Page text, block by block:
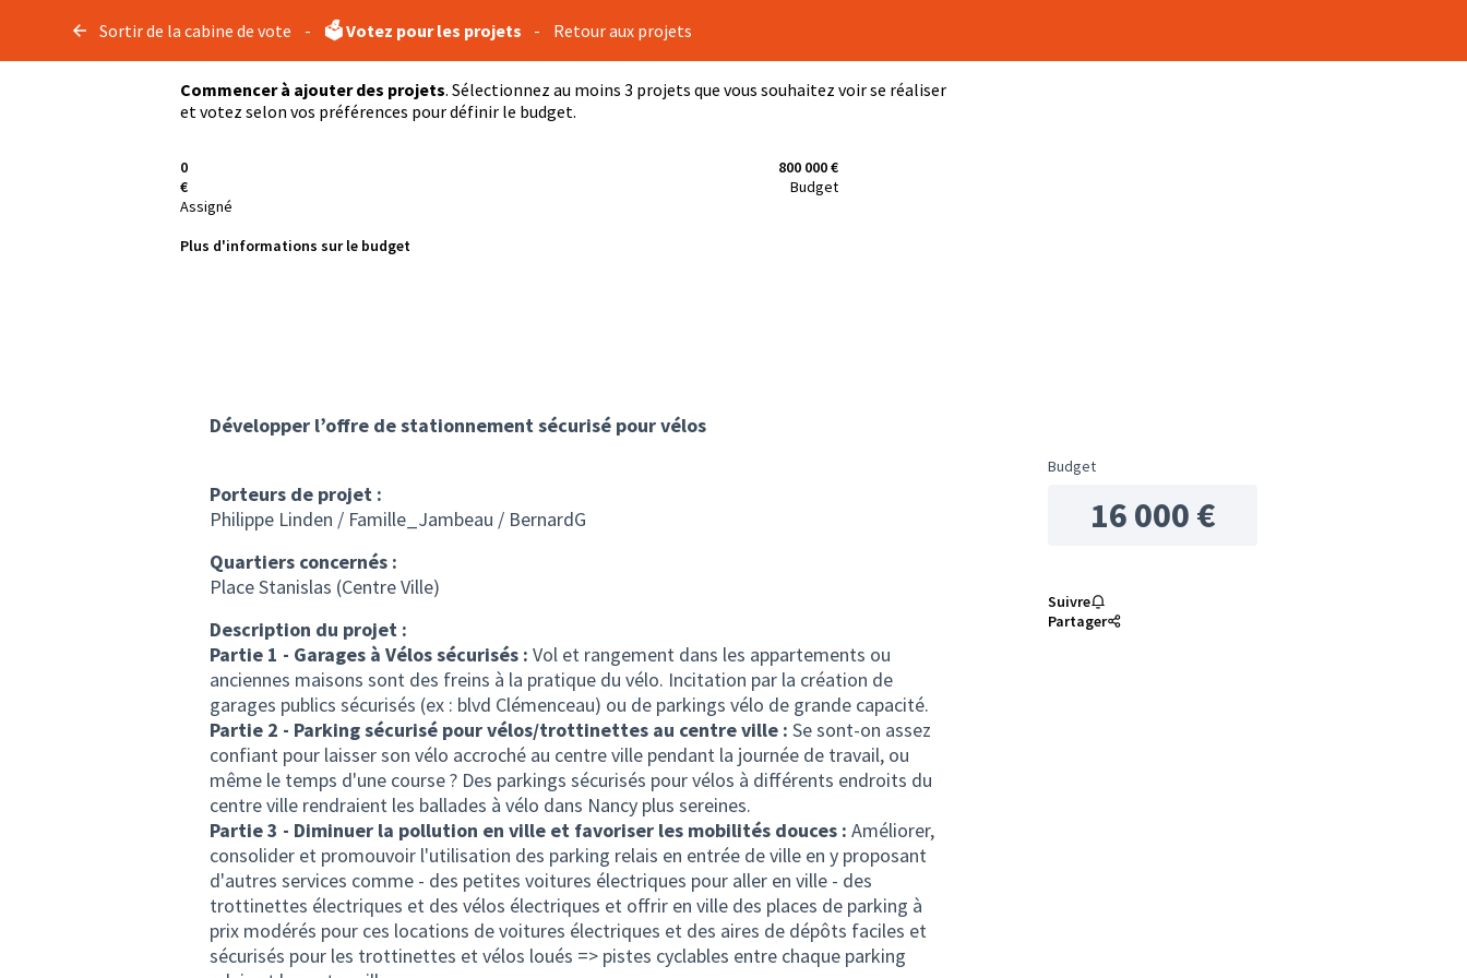
Sortir de la cabine de vote - 🗳️ Votez pour les projets - Retour aux projets
Commencer à ajouter des projets. Sélectionnez au moins 3 projets que vous souhaitez voir se réaliser
et votez selon vos préférences pour définir le budget.
0
€
Assigné
800 000 €
Budget
Plus d'informations sur le budget
Développer l’offre de stationnement sécurisé pour vélos
Porteurs de projet :
Philippe Linden / Famille_Jambeau / BernardG
Quartiers concernés :
Place Stanislas (Centre Ville)
Description du projet :
Partie 1 - Garages à Vélos sécurisés : Vol et rangement dans les appartements ou
anciennes maisons sont des freins à la pratique du vélo. Incitation par la création de
garages publics sécurisés (ex : blvd Clémenceau) ou de parkings vélo de grande capacité.
Partie 2 - Parking sécurisé pour vélos/trottinettes au centre ville : Se sont-on assez
confiant pour laisser son vélo accroché au centre ville pendant la journée de travail, ou
même le temps d'une course ? Des parkings sécurisés pour vélos à différents endroits du
centre ville rendraient les ballades à vélo dans Nancy plus sereines.
Partie 3 - Diminuer la pollution en ville et favoriser les mobilités douces : Améliorer,
consolider et promouvoir l'utilisation des parking relais en entrée de ville en y proposant
d'autres services comme - des petites voitures électriques pour aller en ville - des
trottinettes électriques et des vélos électriques et offrir en ville des places de parking à
prix modérés pour ces locations de voitures électriques et des aires de dépôts faciles et
sécurisés pour les trottinettes et vélos loués => pistes cyclables entre chaque parking
Budget
16 000 €
Suivre
Partager